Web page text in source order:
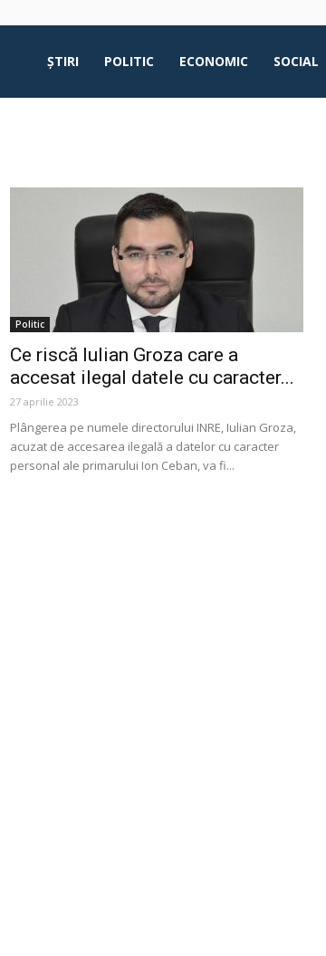
ŞTIRI POLITIC ECONOMIC SOCIAL
Politic
Ce riscă Iulian Groza care a
accesat ilegal datele cu caracter...
27 aprilie 2023
Plângerea pe numele directorului INRE, Iulian Groza,
acuzat de accesarea ilegală a datelor cu caracter
personal ale primarului Ion Ceban, va fi...